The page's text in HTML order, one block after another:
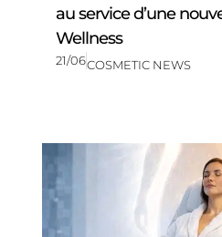
au service d’une
Wellness
21/06COSMETIC NEWS